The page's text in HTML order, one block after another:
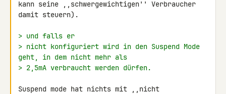
kann seine ,,schwergewichtigen'' Verbraucher
damit steuern).
> und falls er
> nicht konfiguriert wird in den Suspend Mode
geht, in dem nicht mehr als
> 2,5mA verbraucht werden dürfen.
Suspend mode hat nichts mit ,,nicht